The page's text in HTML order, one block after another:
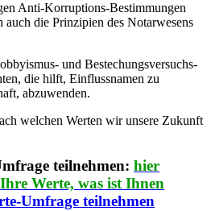
Anti-Korruptions-Bestimmungen
auch die Prinzipien des Notarwesens
und Bestechungsversuchs-
die hilft, Einflussnamen zu
abzuwenden.
welchen Werten wir unsere Zukunft
teilnehmen: hier
Werte, was ist Ihnen